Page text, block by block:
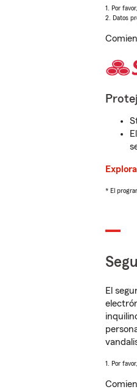
1. Por
2. Datos
* El
El
1. Por